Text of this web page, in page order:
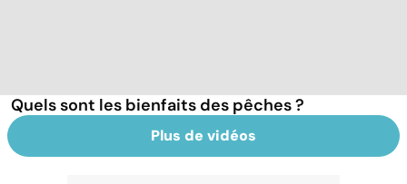
Quels sont les bienfaits des pêches ?
Plus de vidéos